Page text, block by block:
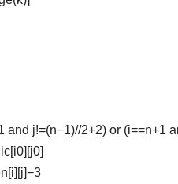
and j!=(n−1)//2+2) or (i==n+1
−3